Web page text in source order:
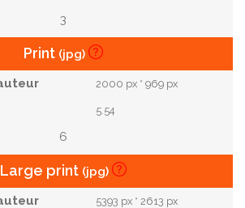
3
Print (jpg)
2000 px * 969 px
5.54
6
Large print (jpg)
5393 px * 2613 px